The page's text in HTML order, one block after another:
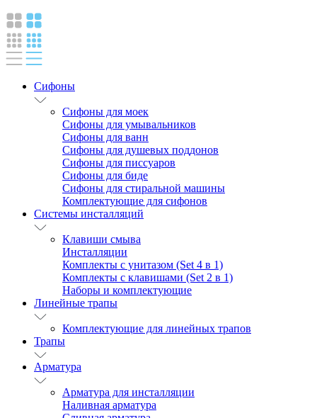
Сифоны
Сифоны для моек
Сифоны для умывальников
Сифоны для ванн
Сифоны для душевых поддонов
Сифоны для писсуаров
Сифоны для биде
Сифоны для стиральной машины
Комплектующие для сифонов
Системы инсталляций
Клавиши смыва
Инсталляции
Комплекты с унитазом (Set 4 в 1)
Комплекты с клавишами (Set 2 в 1)
Наборы и комплектующие
Линейные трапы
Комплектующие для линейных трапов
Трапы
Арматура
Арматура для инсталляции
Наливная арматура